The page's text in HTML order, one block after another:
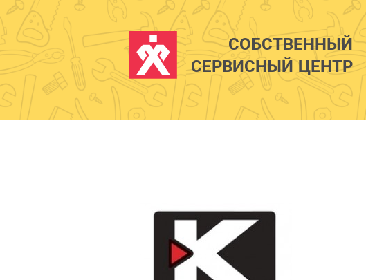
СОБСТВЕННЫЙ
СЕРВИСНЫЙ ЦЕНТР